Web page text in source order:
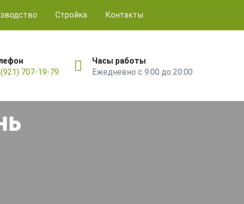
Стройка Контакты
707-19-79
Часы работы
Ежедневно с 9:00 до 20:00